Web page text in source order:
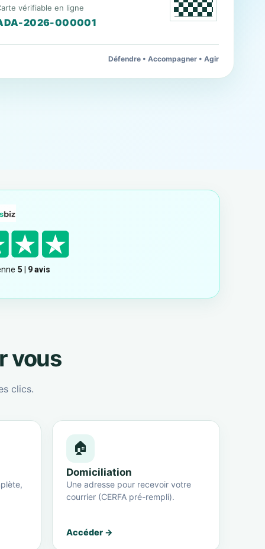
vérifiable en ligne
2026-000001
Défendre • Accompagner • Agir
vous
clics.
🏠
Domiciliation
Une adresse pour recevoir votre
courrier (CERFA pré-rempli).
Accéder →